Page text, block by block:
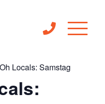
Locals: Samstag